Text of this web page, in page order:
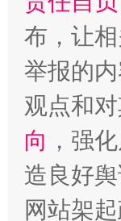
布，让
举报的
观点和对
向 ，强
造良好
网站架